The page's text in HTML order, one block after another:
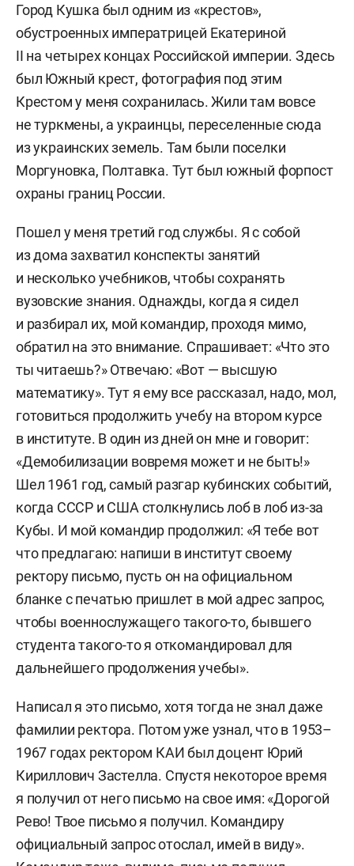
Город Кушка был одним из «крестов»,
обустроенных императрицей Екатериной
II на четырех концах Российской империи. Здесь
был Южный крест, фотография под этим
Крестом у меня сохранилась. Жили там вовсе
не туркмены, а украинцы, переселенные сюда
из украинских земель. Там были поселки
Моргуновка, Полтавка. Тут был южный форпост
охраны границ России.
Пошел у меня третий год службы. Я с собой
из дома захватил конспекты занятий
и несколько учебников, чтобы сохранять
вузовские знания. Однажды, когда я сидел
и разбирал их, мой командир, проходя мимо,
обратил на это внимание. Спрашивает: «Что это
ты читаешь?» Отвечаю: «Вот — высшую
математику». Тут я ему все рассказал, надо, мол,
готовиться продолжить учебу на втором курсе
в институте. В один из дней он мне и говорит:
«Демобилизации вовремя может и не быть!»
Шел 1961 год, самый разгар кубинских событий,
когда СССР и США столкнулись лоб в лоб из-за
Кубы. И мой командир продолжил: «Я тебе вот
что предлагаю: напиши в институт своему
ректору письмо, пусть он на официальном
бланке с печатью пришлет в мой адрес запрос,
чтобы военнослужащего такого-то, бывшего
студента такого-то я откомандировал для
дальнейшего продолжения учебы».
Написал я это письмо, хотя тогда не знал даже
фамилии ректора. Потом уже узнал, что в 1953–
1967 годах ректором КАИ был доцент Юрий
Кириллович Застелла. Спустя некоторое время
я получил от него письмо на свое имя: «Дорогой
Рево! Твое письмо я получил. Командиру
официальный запрос отослал, имей в виду».